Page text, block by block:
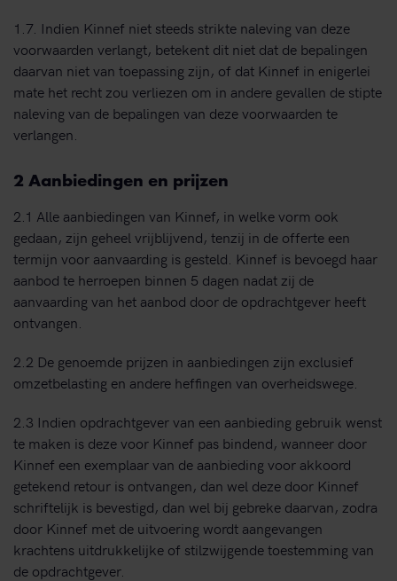
1.7. Indien Kinnef niet steeds strikte naleving van deze
voorwaarden verlangt, betekent dit niet dat de bepalingen
daarvan niet van toepassing zijn, of dat Kinnef in enigerlei
mate het recht zou verliezen om in andere gevallen de stipte
naleving van de bepalingen van deze voorwaarden te
verlangen.
2 Aanbiedingen en prijzen
2.1 Alle aanbiedingen van Kinnef, in welke vorm ook
gedaan, zijn geheel vrijblijvend, tenzij in de offerte een
termijn voor aanvaarding is gesteld. Kinnef is bevoegd haar
aanbod te herroepen binnen 5 dagen nadat zij de
aanvaarding van het aanbod door de opdrachtgever heeft
ontvangen.
2.2 De genoemde prijzen in aanbiedingen zijn exclusief
omzetbelasting en andere heffingen van overheidswege.
2.3 Indien opdrachtgever van een aanbieding gebruik wenst
te maken is deze voor Kinnef pas bindend, wanneer door
Kinnef een exemplaar van de aanbieding voor akkoord
getekend retour is ontvangen, dan wel deze door Kinnef
schriftelijk is bevestigd, dan wel bij gebreke daarvan, zodra
door Kinnef met de uitvoering wordt aangevangen
krachtens uitdrukkelijke of stilzwijgende toestemming van
de opdrachtgever.